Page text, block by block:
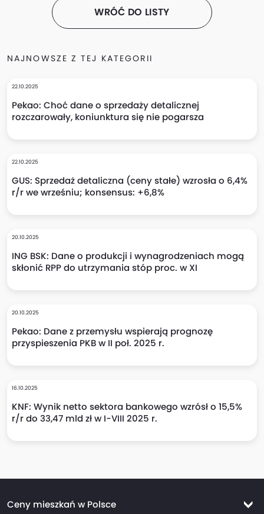
WRÓĆ DO LISTY
NAJNOWSZE Z TEJ KATEGORII
22.10.2025
Pekao: Choć dane o sprzedaży detalicznej
rozczarowały, koniunktura się nie pogarsza
22.10.2025
GUS: Sprzedaż detaliczna (ceny stałe) wzrosła o 6,4%
r/r we wrześniu; konsensus: +6,8%
20.10.2025
ING BSK: Dane o produkcji i wynagrodzeniach mogą
skłonić RPP do utrzymania stóp proc. w XI
20.10.2025
Pekao: Dane z przemysłu wspierają prognozę
przyspieszenia PKB w II poł. 2025 r.
16.10.2025
KNF: Wynik netto sektora bankowego wzrósł o 15,5%
r/r do 33,47 mld zł w I-VIII 2025 r.
Ceny mieszkań w Polsce